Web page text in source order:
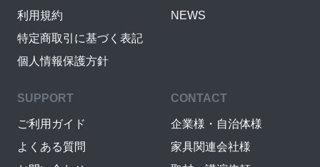
利用規約
特定商取引に基づく表記
個人情報保護方針
NEWS
SUPPORT
ご利用ガイド
よくある質問
CONTACT
企業様・自治体様
家具関連会社様